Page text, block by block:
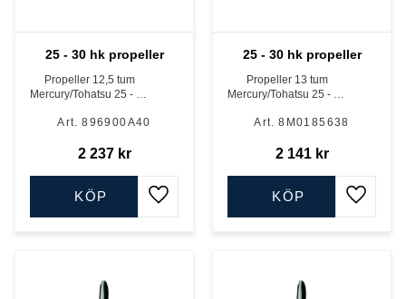
25 - 30 hk propeller
Propeller 12,5 tum
Mercury/Tohatsu 25 - 30
896900A40
2 237kr
Lägg till i favoriter
KÖP
25 - 30 hk propeller
Propeller 13 tum
Mercury/Tohatsu 25 - 30
8M0185638
2 141kr
Lägg
KÖP